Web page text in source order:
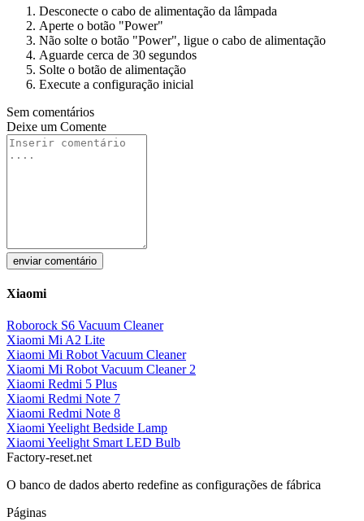
Desconecte o cabo de alimentação da lâmpada
Aperte o botão "Power"
Não solte o botão "Power", ligue o cabo de alimentação
Aguarde cerca de 30 segundos
Solte o botão de alimentação
Execute a configuração inicial
Sem comentários
Deixe um Comente
enviar comentário
Xiaomi
Roborock S6 Vacuum Cleaner
Xiaomi Mi A2 Lite
Xiaomi Mi Robot Vacuum Cleaner
Xiaomi Mi Robot Vacuum Cleaner 2
Xiaomi Redmi 5 Plus
Xiaomi Redmi Note 7
Xiaomi Redmi Note 8
Xiaomi Yeelight Bedside Lamp
Xiaomi Yeelight Smart LED Bulb
Factory-reset.net
O banco de dados aberto redefine as configurações de fábrica
Páginas